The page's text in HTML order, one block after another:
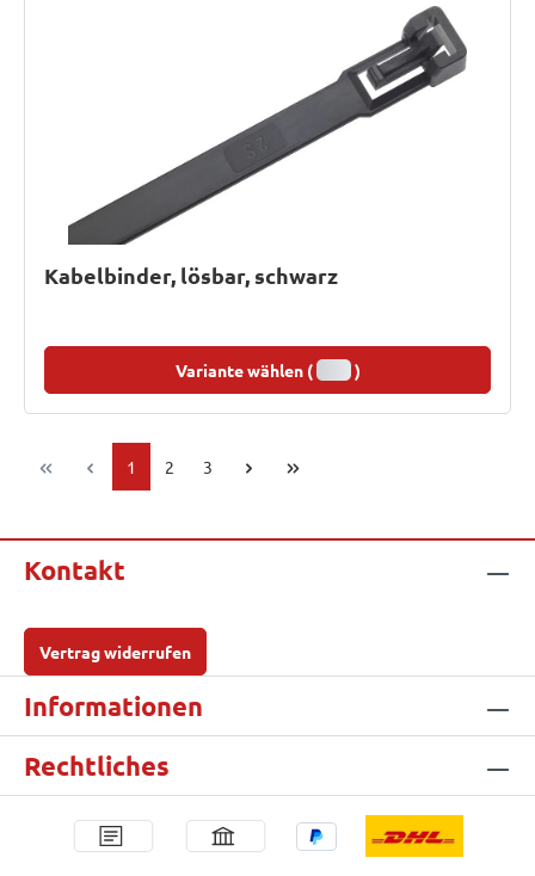
Kabelbinder, lösbar, schwarz
Variante wählen ( )
Seite
1 Seite
2 Seite
3
Kontakt
Vertrag widerrufen
Informationen
Rechtliches